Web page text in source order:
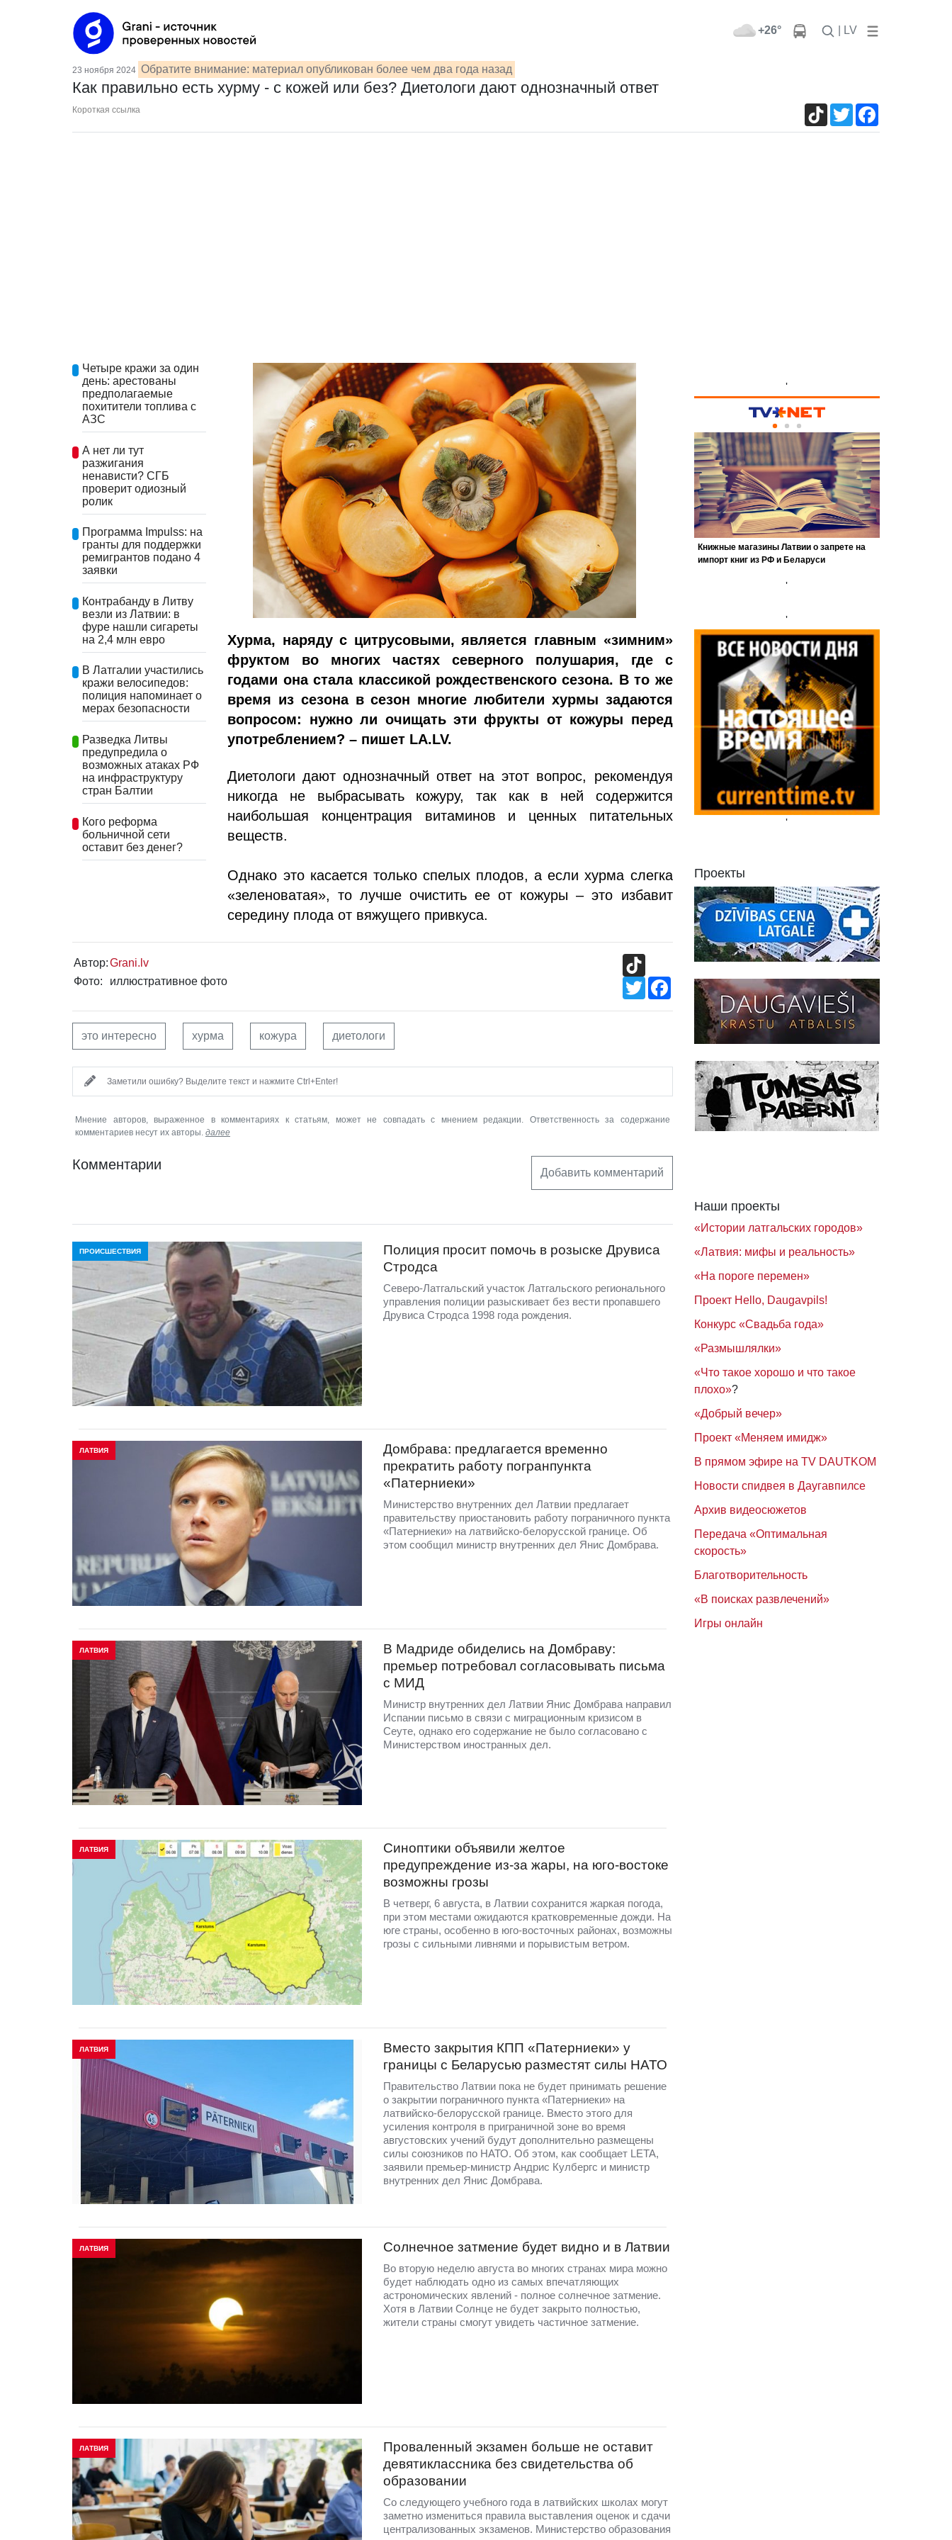
+26° | LV
23 ноября 2024 Обратите внимание: материал опубликован более чем два года назад
Как правильно есть хурму - с кожей или без? Диетологи дают однозначный ответ
Короткая ссылка TikTokTwitter
Четыре кражи за один
день: арестованы
предполагаемые
похитители топлива с
АЗС
А нет ли тут
разжигания
ненависти? СГБ
проверит одиозный
ролик
Программа Impulss: на
гранты для поддержки
ремигрантов подано 4
заявки
Контрабанду в Литву
везли из Латвии: в
фуре нашли сигареты
на 2,4 млн евро
В Латгалии участились
кражи велосипедов:
полиция напоминает о
мерах безопасности
Разведка Литвы
предупредила о
возможных атаках РФ
на инфраструктуру
стран Балтии
Кого реформа
больничной сети
оставит без денег?
Хурма, наряду с цитрусовыми, является главным «зимним»
фруктом во многих частях северного полушария, где с
годами она стала классикой рождественского сезона. В то же
время из сезона в сезон многие любители хурмы задаются
вопросом: нужно ли очищать эти фрукты от кожуры перед
употреблением? – пишет LA.LV.
Диетологи дают однозначный ответ на этот вопрос, рекомендуя
никогда не выбрасывать кожуру, так как в ней содержится
наибольшая концентрация витаминов и ценных питательных
веществ.
Однако это касается только спелых плодов, а если хурма слегка
«зеленоватая», то лучше очистить ее от кожуры – это избавит
середину плода от вяжущего привкуса.
Автор:Grani.lv
Фото:
иллюстративное фото
TikTok
TwitterFacebook
это интересно хурма кожура диетологи
Заметили ошибку? Выделите текст и нажмите Ctrl+Enter!
Мнение авторов, выраженное в комментариях к статьям, может не совпадать с мнением редакции. Ответственность за содержание
комментариев несут их авторы. далее
Комментарии
Добавить комментарий
ПРОИСШЕСТВИЯ
Полиция просит помочь в розыске Друвиса
Стродса
Северо-Латгальский участок Латгальского регионального
управления полиции разыскивает без вести пропавшего
Друвиса Стродса 1998 года рождения.
ЛАТВИЯ
Домбрава: предлагается временно
прекратить работу погранпункта
«Патерниеки»
Министерство внутренних дел Латвии предлагает
правительству приостановить работу пограничного пункта
«Патерниеки» на латвийско-белорусской границе. Об
этом сообщил министр внутренних дел Янис Домбрава.
ЛАТВИЯ
В Мадриде обиделись на Домбраву:
премьер потребовал согласовывать письма
с МИД
Министр внутренних дел Латвии Янис Домбрава направил
Испании письмо в связи с миграционным кризисом в
Сеуте, однако его содержание не было согласовано с
Министерством иностранных дел.
ЛАТВИЯ
Синоптики объявили желтое
предупреждение из-за жары, на юго-востоке
возможны грозы
В четверг, 6 августа, в Латвии сохранится жаркая погода,
при этом местами ожидаются кратковременные дожди. На
юге страны, особенно в юго-восточных районах, возможны
грозы с сильными ливнями и порывистым ветром.
ЛАТВИЯ
Вместо закрытия КПП «Патерниеки» у
границы с Беларусью разместят силы НАТО
Правительство Латвии пока не будет принимать решение
о закрытии пограничного пункта «Патерниеки» на
латвийско-белорусской границе. Вместо этого для
усиления контроля в приграничной зоне во время
августовских учений будут дополнительно размещены
силы союзников по НАТО. Об этом, как сообщает LETA,
заявили премьер-министр Андрис Кулбергс и министр
внутренних дел Янис Домбрава.
ЛАТВИЯ Солнечное затмение будет видно и в Латвии
Во вторую неделю августа во многих странах мира можно
будет наблюдать одно из самых впечатляющих
астрономических явлений - полное солнечное затмение.
Хотя в Латвии Солнце не будет закрыто полностью,
жители страны смогут увидеть частичное затмение.
ЛАТВИЯ
Проваленный экзамен больше не оставит
девятиклассника без свидетельства об
образовании
Со следующего учебного года в латвийских школах могут
заметно измениться правила выставления оценок и сдачи
централизованных экзаменов. Министерство образования
'
'
'
'
Проекты
Наши проекты
«Истории латгальских городов»
«Латвия: мифы и реальность»
«На пороге перемен»
Проект Hello, Daugavpils!
Конкурс «Свадьба года»
«Размышлялки»
«Что такое хорошо и что такое
плохо»?
«Добрый вечер»
Проект «Меняем имидж»
В прямом эфире на TV DAUTKOM
Новости спидвея в Даугавпилсе
Архив видеосюжетов
Передача «Оптимальная
скорость»
Благотворительность
«В поисках развлечений»
Игры онлайн